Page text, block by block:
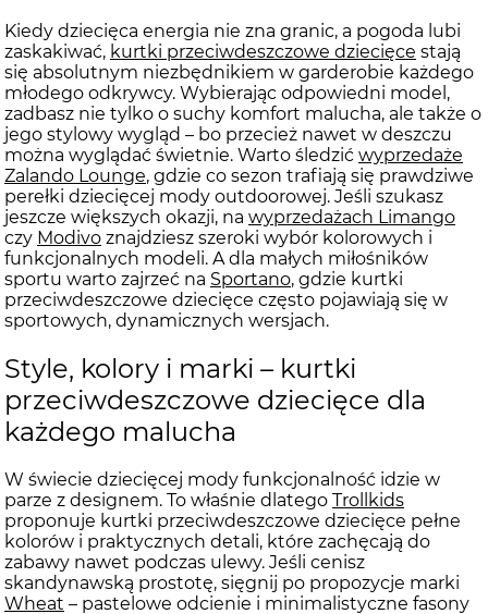
Kiedy dziecięca energia nie zna granic, a pogoda lubi
zaskakiwać, kurtki przeciwdeszczowe dziecięce stają
się absolutnym niezbędnikiem w garderobie każdego
młodego odkrywcy. Wybierając odpowiedni model,
zadbasz nie tylko o suchy komfort malucha, ale także o
jego stylowy wygląd – bo przecież nawet w deszczu
można wyglądać świetnie. Warto śledzić wyprzedaże
Zalando Lounge, gdzie co sezon trafiają się prawdziwe
perełki dziecięcej mody outdoorowej. Jeśli szukasz
jeszcze większych okazji, na wyprzedażach Limango
czy Modivo znajdziesz szeroki wybór kolorowych i
funkcjonalnych modeli. A dla małych miłośników
sportu warto zajrzeć na Sportano, gdzie kurtki
przeciwdeszczowe dziecięce często pojawiają się w
sportowych, dynamicznych wersjach.
Style, kolory i marki – kurtki
przeciwdeszczowe dziecięce dla
każdego malucha
W świecie dziecięcej mody funkcjonalność idzie w
parze z designem. To właśnie dlatego Trollkids
proponuje kurtki przeciwdeszczowe dziecięce pełne
kolorów i praktycznych detali, które zachęcają do
zabawy nawet podczas ulewy. Jeśli cenisz
skandynawską prostotę, sięgnij po propozycje marki
Wheat – pastelowe odcienie i minimalistyczne fasony